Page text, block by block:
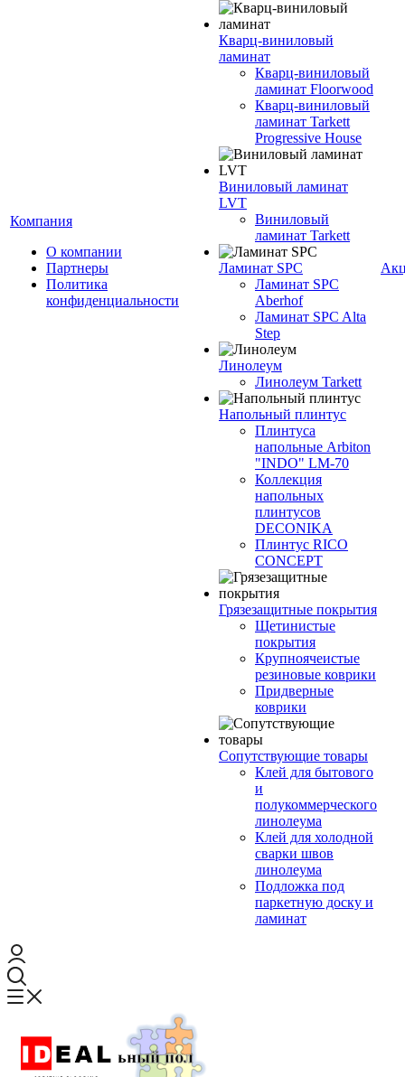
Компания
О компании
Партнеры
Политика
конфиденциальности
Кварц-виниловый
ламинат
Кварц-виниловый
ламинат Floorwood
Кварц-виниловый
ламинат Tarkett
Progressive House
Виниловый ламинат
LVT
Виниловый
ламинат Tarkett
Ламинат SPC
Ламинат SPC
Aberhof
Ламинат SPC Alta
Step
Линолеум
Линолеум Tarkett
Напольный плинтус
Плинтуса
напольные Arbiton
"INDO" LM-70
Коллекция
напольных
плинтусов
DECONIKA
Плинтус RICO
CONCEPT
Грязезащитные покрытия
Щетинистые
покрытия
Крупноячеистые
резиновые коврики
Придверные
коврики
Сопутствующие товары
Клей для бытового
и
полукоммерческого
линолеума
Клей для холодной
сварки швов
линолеума
Подложка под
паркетную доску и
ламинат